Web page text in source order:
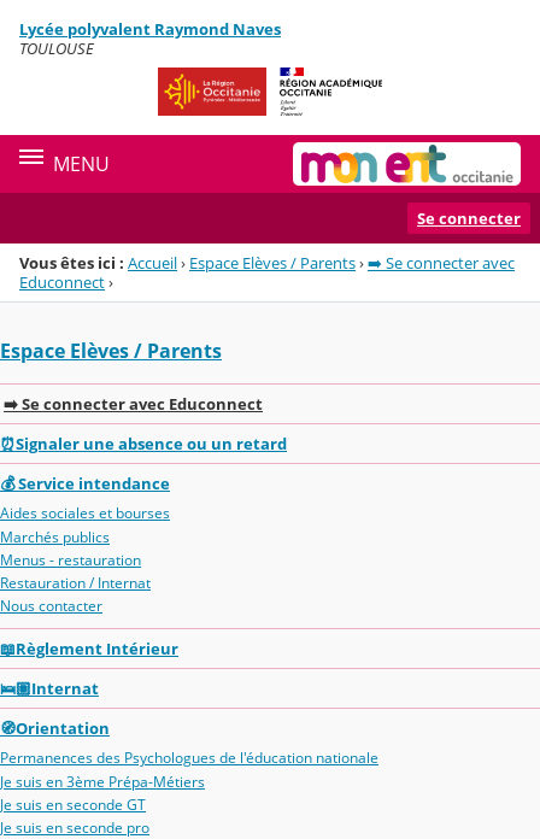
Menu de la rubrique
Contenu
Lycée polyvalent Raymond Naves
TOULOUSE
MENU
Se connecter
Vous êtes ici : Accueil› Espace Elèves / Parents›➡️ Se connecter avec
Educonnect›
Espace Elèves / Parents
➡️ Se connecter avec Educonnect
⏰Signaler une absence ou un retard
💰 Service intendance
Aides sociales et bourses
Marchés publics
Menus - restauration
Restauration / Internat
Nous contacter
📖Règlement Intérieur
🛌🏽Internat
🧭Orientation
Permanences des Psychologues de l'éducation nationale
Je suis en 3ème Prépa-Métiers
Je suis en seconde GT
Je suis en seconde pro